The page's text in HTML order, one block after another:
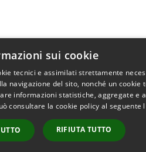
sui cookie
tecnici e assimilati strettamente
navigazione del sito, nonché un cookie
informazioni statistiche, aggregate e
consultare la cookie policy al seguente
RIFIUTA TUTTO